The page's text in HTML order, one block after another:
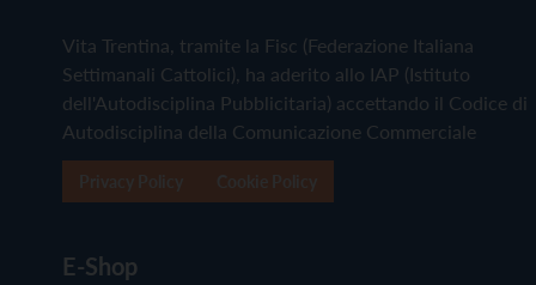
Vita Trentina, tramite la Fisc (Federazione Italiana
Settimanali Cattolici), ha aderito allo IAP (Istituto
dell'Autodisciplina Pubblicitaria) accettando il Codice di
Autodisciplina della Comunicazione Commerciale
E-Shop